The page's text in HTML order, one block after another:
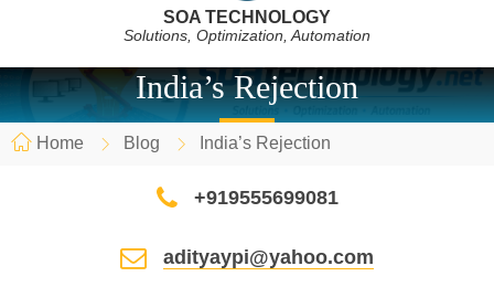
SOA TECHNOLOGY
Solutions, Optimization, Automation
India’s Rejection
Home Blog India’s Rejection
+919555699081
adityaypi@yahoo.com